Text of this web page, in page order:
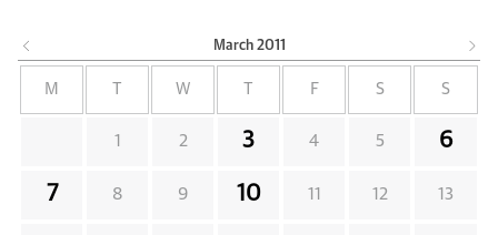
March 2011
M W F S S
1 2 3 4 5 6
7 8 9 10 11 12 13